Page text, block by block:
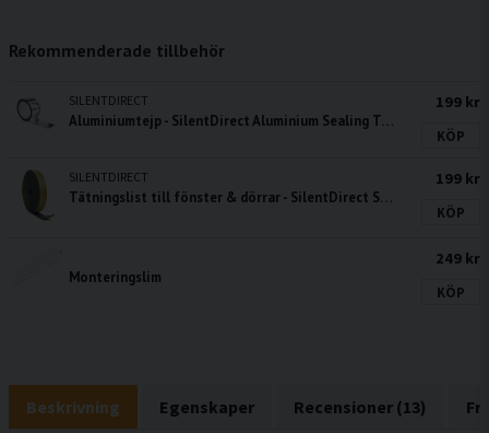
Rekommenderade tillbehör
SILENTDIRECT
Aluminiumtejp - SilentDirect Aluminium Sealing Tape
199 kr
KÖP
SILENTDIRECT
Tätningslist till fönster & dörrar - SilentDirect Seal 20 meter
199 kr
KÖP
Monteringslim
249 kr
KÖP
Beskrivning Egenskaper Recensioner (13)